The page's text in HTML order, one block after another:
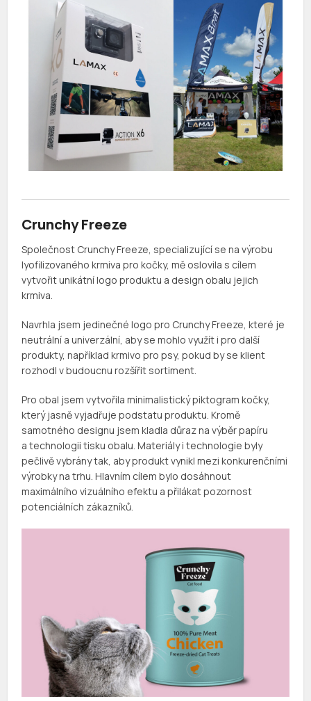
Crunchy Freeze
Společnost Crunchy Freeze, specializující se na výrobu
lyofilizovaného krmiva pro kočky, mě oslovila s cílem
vytvořit unikátní logo produktu a design obalu jejich
krmiva.
Navrhla jsem jedinečné logo pro Crunchy Freeze, které je
neutrální a univerzální, aby se mohlo využít i pro další
produkty, například krmivo pro psy, pokud by se klient
rozhodl v budoucnu rozšířit sortiment.
Pro obal jsem vytvořila minimalistický piktogram kočky,
který jasně vyjadřuje podstatu produktu. Kromě
samotného designu jsem kladla důraz na výběr papíru
a technologii tisku obalu. Materiály i technologie byly
pečlivě vybrány tak, aby produkt vynikl mezi konkurenčními
výrobky na trhu. Hlavním cílem bylo dosáhnout
maximálního vizuálního efektu a přilákat pozornost
potenciálních zákazníků.